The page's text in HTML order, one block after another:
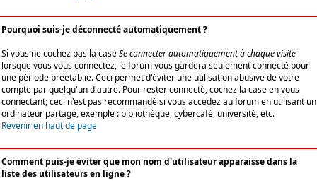
Pourquoi suis-je déconnecté automatiquement ?
Si vous ne cochez pas la caseSe connecter automatiquement à chaque visite
lorsque vous vous connectez, le forum vous gardera seulement connecté pour
une période préétablie. Ceci permet d'éviter une utilisation abusive de votre
compte par quelqu'un d'autre. Pour rester connecté, cochez la case en vous
connectant; ceci n'est pas recommandé si vous accédez au forum en utilisant un
ordinateur partagé, exemple : bibliothèque, cybercafé, université, etc.
Revenir en haut de page
Comment puis-je éviter que mon nom d'utilisateur apparaisse dans la
liste des utilisateurs en ligne ?